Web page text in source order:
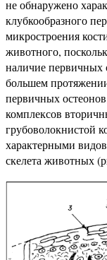
не обнаружено
клубкообразного
микростроения
животного,
наличие первичных
большем
первичных
комплексов
грубоволокнистой
характерными
скелета животных